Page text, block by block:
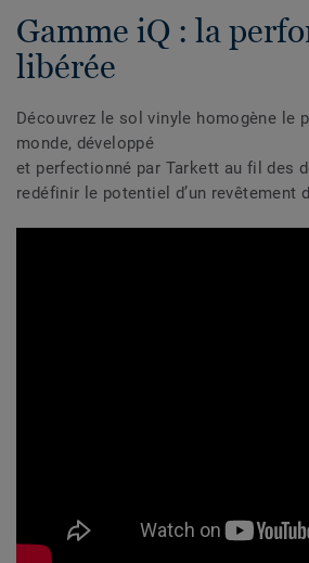
Gamme iQ : la
libérée
Découvrez le sol vinyle homogène le
monde, développé
et perfectionné par Tarkett au fil des
redéfinir le potentiel d’un revêtement